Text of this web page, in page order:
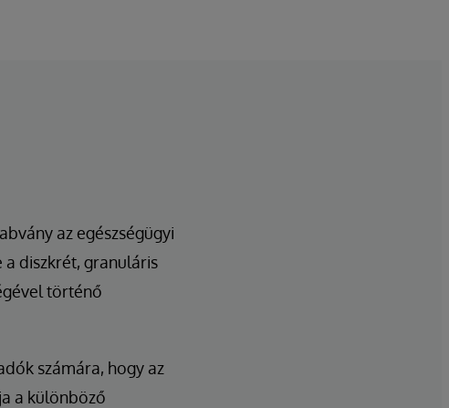
az egészségügyi
diszkrét, granuláris
történő
számára, hogy az
a különböző